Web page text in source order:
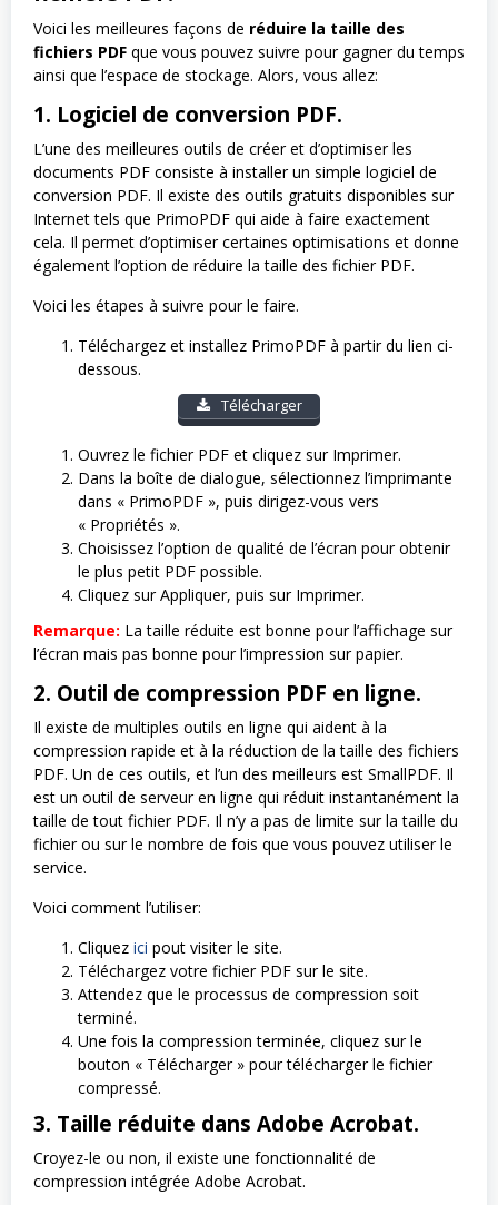
Voici les meilleures façons de réduire la taille des
fichiers PDF que vous pouvez suivre pour gagner du temps
ainsi que l’espace de stockage. Alors, vous allez:
1. Logiciel de conversion PDF.
L’une des meilleures outils de créer et d’optimiser les
documents PDF consiste à installer un simple logiciel de
conversion PDF. Il existe des outils gratuits disponibles sur
Internet tels que PrimoPDF qui aide à faire exactement
cela. Il permet d’optimiser certaines optimisations et donne
également l’option de réduire la taille des fichier PDF.
Voici les étapes à suivre pour le faire.
Téléchargez et installez PrimoPDF à partir du lien ci-
dessous.
Télécharger
Ouvrez le fichier PDF et cliquez sur Imprimer.
Dans la boîte de dialogue, sélectionnez l’imprimante
dans « PrimoPDF », puis dirigez-vous vers
« Propriétés ».
Choisissez l’option de qualité de l’écran pour obtenir
le plus petit PDF possible.
Cliquez sur Appliquer, puis sur Imprimer.
Remarque: La taille réduite est bonne pour l’affichage sur
l’écran mais pas bonne pour l’impression sur papier.
2. Outil de compression PDF en ligne.
Il existe de multiples outils en ligne qui aident à la
compression rapide et à la réduction de la taille des fichiers
PDF. Un de ces outils, et l’un des meilleurs est SmallPDF. Il
est un outil de serveur en ligne qui réduit instantanément la
taille de tout fichier PDF. Il n’y a pas de limite sur la taille du
fichier ou sur le nombre de fois que vous pouvez utiliser le
service.
Voici comment l’utiliser:
Cliquez ici pout visiter le site.
Téléchargez votre fichier PDF sur le site.
Attendez que le processus de compression soit
terminé.
Une fois la compression terminée, cliquez sur le
bouton « Télécharger » pour télécharger le fichier
compressé.
3. Taille réduite dans Adobe Acrobat.
Croyez-le ou non, il existe une fonctionnalité de
compression intégrée Adobe Acrobat.